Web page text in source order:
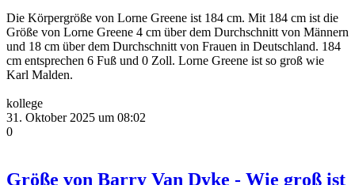
Die Körpergröße von Lorne Greene ist 184 cm. Mit 184 cm ist die
Größe von Lorne Greene 4 cm über dem Durchschnitt von Männern
und 18 cm über dem Durchschnitt von Frauen in Deutschland. 184
cm entsprechen 6 Fuß und 0 Zoll. Lorne Greene ist so groß wie
Karl Malden.
kollege
31. Oktober 2025 um 08:02
0
Größe von Barry Van Dyke - Wie groß ist